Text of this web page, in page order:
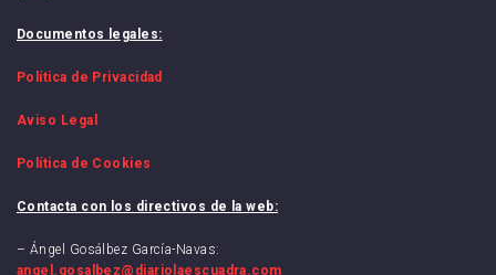
Documentos legales:
Política de Privacidad
Aviso Legal
Política de Cookies
Contacta con los directivos de la web:
– Ángel Gosálbez García-Navas:
angel.gosalbez@diariolaescuadra.com